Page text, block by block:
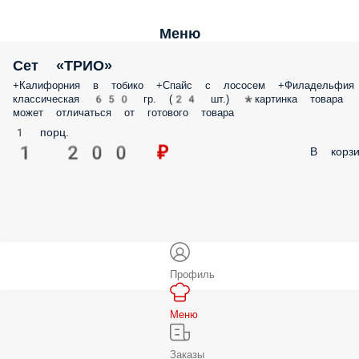
Меню
Сет «ТРИО»
+Калифорния в тобико +Спайс с лососем +Филадельфия
классическая 650 гр. (24 шт.) *картинка товара
может отличаться от готового товара
1 порц.
1 200 ₽ В
Профиль
Меню
Заказы